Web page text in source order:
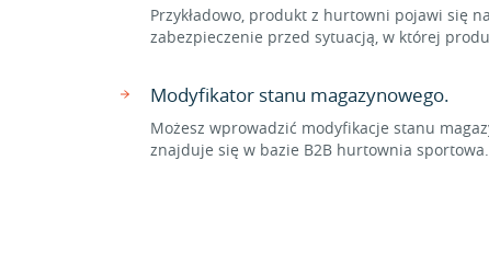
Przykładowo, produkt z hurtowni pojawi się
zabezpieczenie przed sytuacją, w której
Modyfikator stanu magazynowego.
Możesz wprowadzić modyfikacje stanu
znajduje się w bazie B2B hurtownia